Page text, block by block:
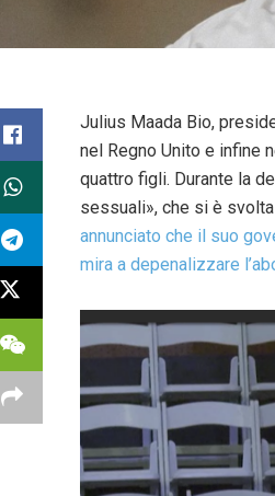
Julius Maada Bio,
nel Regno Unito e infine
quattro figli. Durante la
sessuali», che si è
annunciato che il suo
mira a depenalizzare